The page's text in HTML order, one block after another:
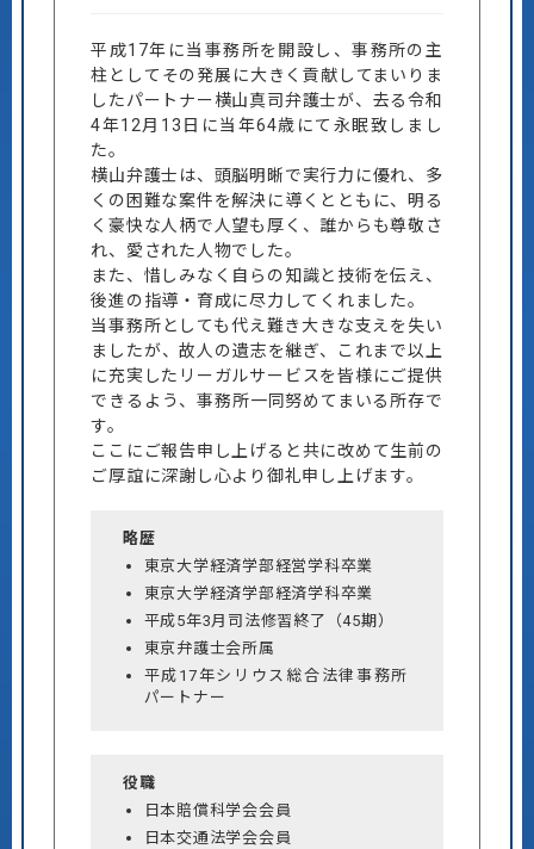
平成17年に当事務所を開設し、事務所の主
柱としてその発展に大きく貢献してまいりま
したパートナー横山真司弁護士が、去る令和
4年12月13日に当年64歳にて永眠致しまし
た。
横山弁護士は、頭脳明晰で実行力に優れ、多
くの困難な案件を解決に導くとともに、明る
く豪快な人柄で人望も厚く、誰からも尊敬さ
れ、愛された人物でした。
また、惜しみなく自らの知識と技術を伝え、
後進の指導・育成に尽力してくれました。
当事務所としても代え難き大きな支えを失い
ましたが、故人の遺志を継ぎ、これまで以上
に充実したリーガルサービスを皆様にご提供
できるよう、事務所一同努めてまいる所存で
す。
ここにご報告申し上げると共に改めて生前の
ご厚誼に深謝し心より御礼申し上げます。
略歴
東京大学経済学部経営学科卒業
東京大学経済学部経済学科卒業
平成5年3月司法修習終了（45期）
東京弁護士会所属
平成17年シリウス総合法律事務所
パートナー
役職
日本賠償科学会会員
日本交通法学会会員